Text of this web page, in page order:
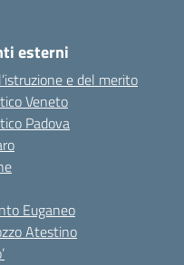
esterni
e del merito
Veneto
Padova
Euganeo
Atestino